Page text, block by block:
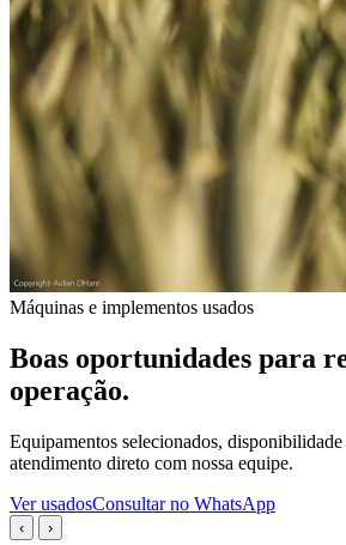
Máquinas e implementos usados
Boas oportunidades para
operação.
Equipamentos selecionados,
atendimento direto com nossa equipe.
Ver usadosConsultar no WhatsApp
‹ ›